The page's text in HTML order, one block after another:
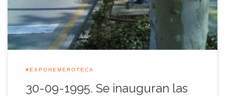
de Tussam […]
#EXPOHEMEROTECA
30-09-1995. Se inauguran las